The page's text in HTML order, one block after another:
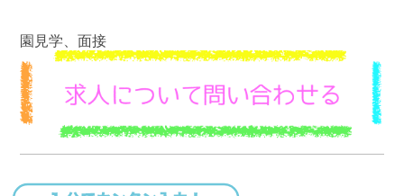
園見学、面接